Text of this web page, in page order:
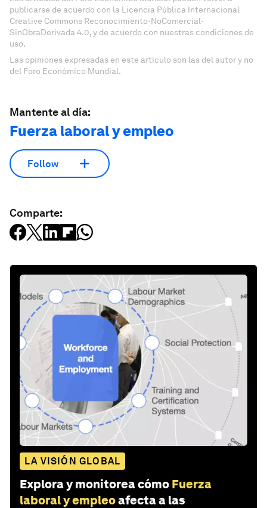
publicarse de acuerdo con la Licencia Pública Internacional
Creative Commons Reconocimiento-NoComercial-
SinObraDerivada 4.0, y de acuerdo con nuestras condiciones de
uso.
Las opiniones expresadas en este artículo son las del autor y no
del Foro Económico Mundial.
Mantente al día:
Fuerza laboral y empleo
Follow
Comparte:
LA VISIÓN GLOBAL
Explora y monitorea cómo Fuerza
laboral y empleoafecta a las